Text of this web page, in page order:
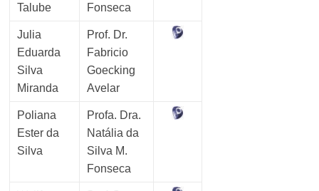
Talube
Fonseca
Julia
Eduarda
Silva
Miranda
Prof. Dr.
Fabricio
Goecking
Avelar
Poliana
Ester da
Silva
Profa. Dra.
Natália da
Silva M.
Fonseca